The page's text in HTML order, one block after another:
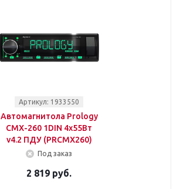
Артикул: 1933550
Автомагнитола Prology
CMX-260 1DIN 4x55Вт
v4.2 ПДУ (PRCMX260)
Под заказ
2 819 руб.